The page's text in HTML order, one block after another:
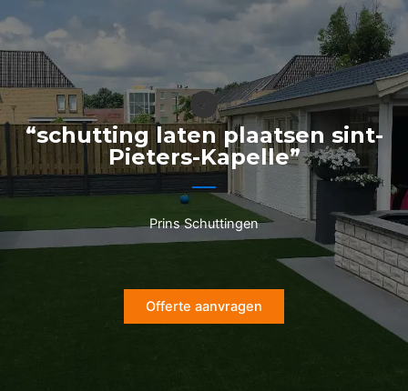
naar
de
inhoud
“schutting laten plaatsen sint-
Pieters-Kapelle”
Prins Schuttingen
Offerte aanvragen